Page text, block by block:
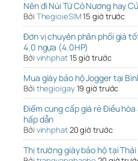
Nên đi Núi Tứ Cô Nương hay
Bởi ThegioieSIM15 giờ trước
Đơn vị chuyên phân phối giá
4.0 ngựa (4.0HP)
Bởi vinhphat15 giờ trước
Mua giày bảo hộ Jogger tại
Bởi thegioigay19 giờ trước
Điểm cung cấp giá rẻ Điều
hấp dẫn
Bởi vinhphat20 giờ trước
Thị trường giày bảo hộ tại